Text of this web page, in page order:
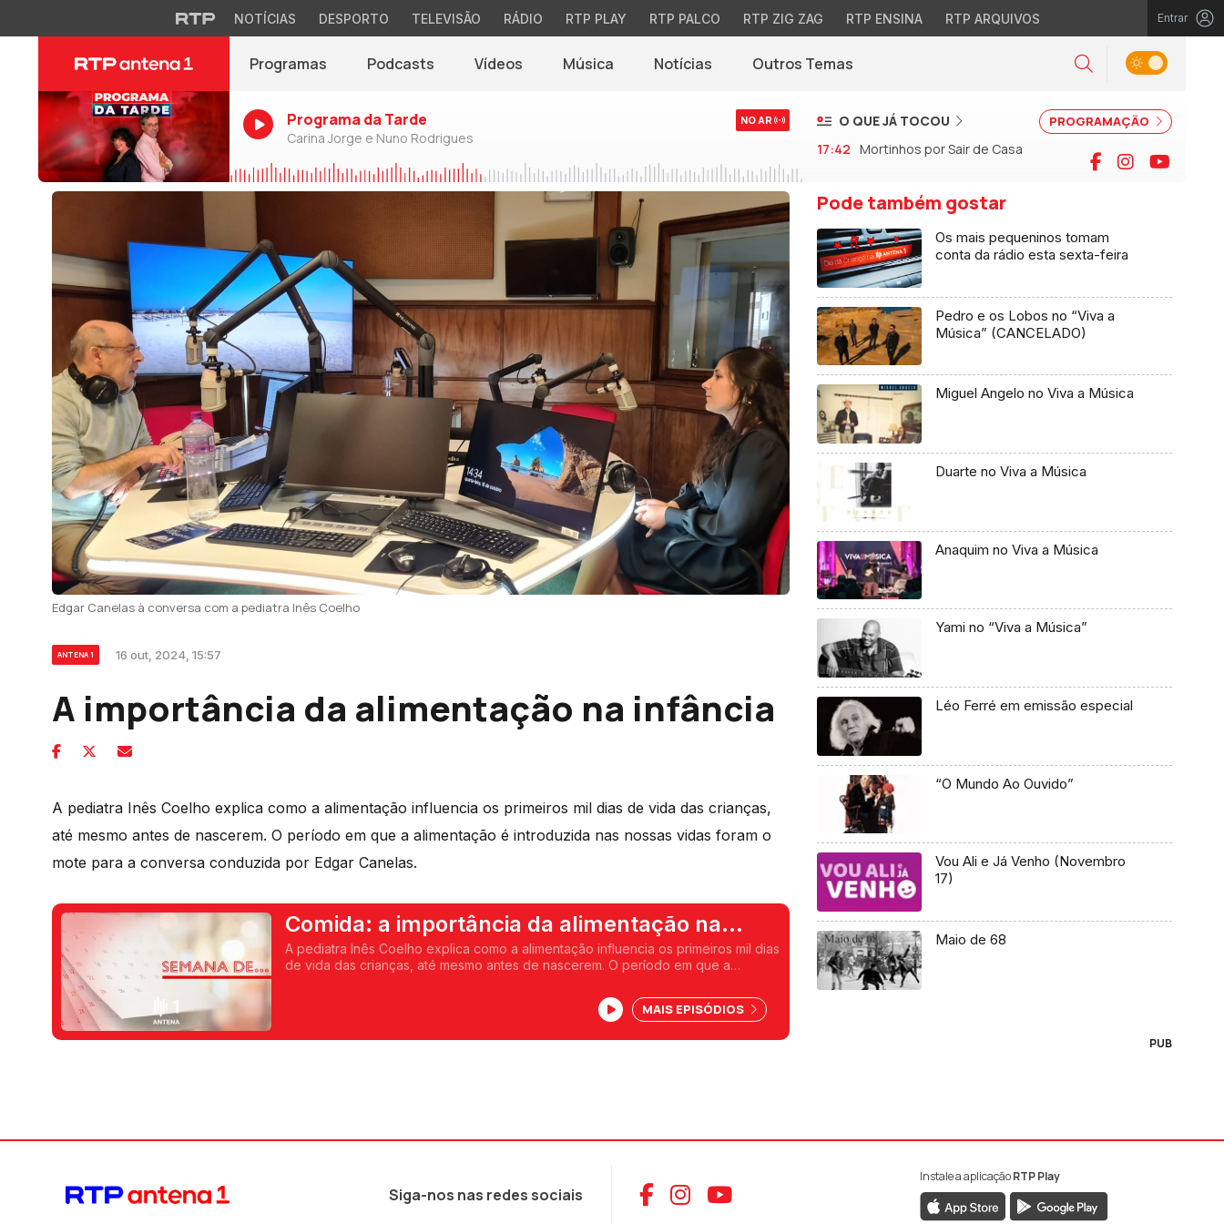
NOTÍCIAS DESPORTO TELEVISÃO RÁDIO RTP PLAY RTP PALCO RTP ZIG ZAG RTP ENSINA RTP ARQUIVOS Entrar
Programas Podcasts Vídeos Música Notícias(abre em nova janela)
Outros Temas Pesquisar
Alternar tema
Programa da Tarde
Carina Jorge e Nuno Rodrigues
NO AR PROGRAMAÇÃO
O QUE JÁ TOCOU
17:42 Mortinhos por Sair de Casa Facebook
Instagram
Edgar Canelas à conversa com a pediatra Inês Coelho
ANTENA 1 16 out, 2024, 15:57
A importância da alimentação na infância
A pediatra Inês Coelho explica como a alimentação influencia os primeiros mil dias de vida das crianças,
até mesmo antes de nascerem. O período em que a alimentação é introduzida nas nossas vidas foram o
mote para a conversa conduzida por Edgar Canelas.
Comida: a importância da alimentação na
infância
A pediatra Inês Coelho explica como a alimentação influencia os primeiros mil dias
de vida das crianças, até mesmo antes de nascerem. O período em que a
MAIS EPISÓDIOS
Pode também gostar
Os mais pequeninos tomam
conta da rádio esta sexta-feira
Pedro e os Lobos no “Viva a
Música” (CANCELADO)
Miguel Angelo no Viva a Música
Duarte no Viva a Música
Anaquim no Viva a Música
Yami no “Viva a Música”
Léo Ferré em emissão especial
“O Mundo Ao Ouvido”
Vou Ali e Já Venho (Novembro
17)
Maio de 68
PUB
Siga-nos nas redes sociais Aceder ao Facebook da RTP Antena 1
Aceder ao Instagram da RTP Antena 1
Aceder ao YouTube da RTP Antena 1
Instale a aplicaçãoRTP Play